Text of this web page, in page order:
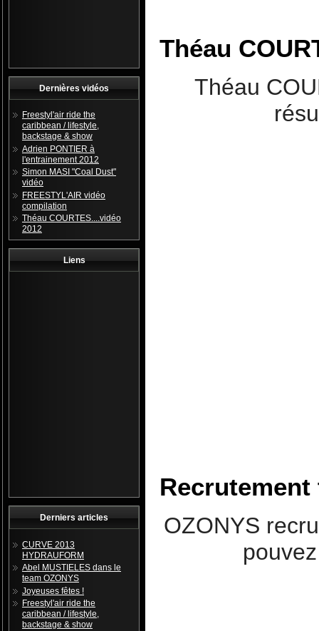
Dernières vidéos
Freestyl'air ride the
caribbean / lifestyle,
backstage & show
Adrien PONTIER à
l'entrainement 2012
Simon MASI "Coal Dust"
vidéo
FREESTYL'AIR vidéo
compilation
Théau COURTES....vidéo
2012
Liens
Derniers articles
CURVE 2013
HYDRAUFORM
Abel MUSTIELES dans le
team OZONYS
Joyeuses fêtes !
Freestyl'air ride the
caribbean / lifestyle,
backstage & show
Théau
Théau
Recrutement
OZONYS